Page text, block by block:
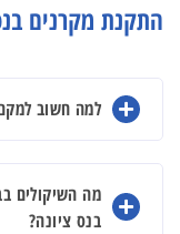
התקנת מקרנים
למה חשוב
מה השיקולים
בנס ציונה?